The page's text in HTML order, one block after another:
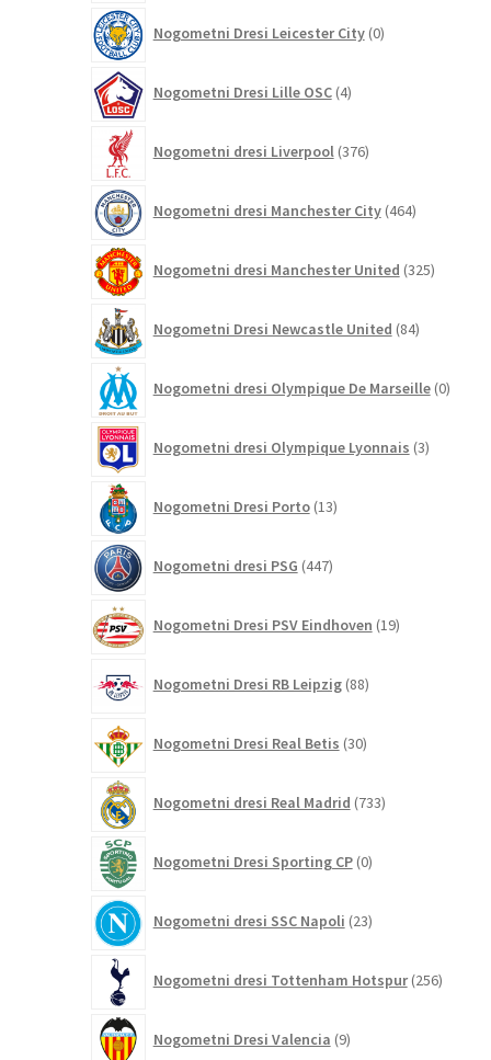
Nogometni Dresi Leicester City 0izdelkov
Nogometni Dresi Lille OSC 4izdelki
Nogometni dresi Liverpool 376izdelkov
Nogometni dresi Manchester City 464izdelkov
Nogometni dresi Manchester United 325izdelkov
Nogometni Dresi Newcastle United 84izdelkov
Nogometni dresi Olympique De Marseille 0
Nogometni dresi Olympique Lyonnais 3izdelki
Nogometni Dresi Porto 13izdelkov
Nogometni dresi PSG 447izdelkov
Nogometni Dresi PSV Eindhoven 19izdelkov
Nogometni Dresi RB Leipzig 88izdelkov
Nogometni Dresi Real Betis 30izdelkov
Nogometni dresi Real Madrid 733izdelkov
Nogometni Dresi Sporting CP 0izdelkov
Nogometni dresi SSC Napoli 23izdelkov
Nogometni dresi Tottenham Hotspur 256
Nogometni Dresi Valencia 9izdelkov